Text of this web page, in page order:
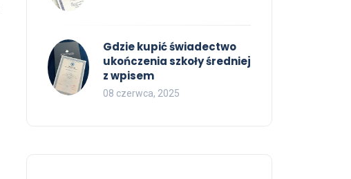
Gdzie kupić świadectwo
ukończenia szkoły średniej
z wpisem
08 czerwca, 2025